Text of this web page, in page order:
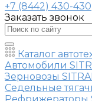
+7 (8442) 430-430
Заказать звонок
Каталог
Автомобили
Зерновозы
Седельные